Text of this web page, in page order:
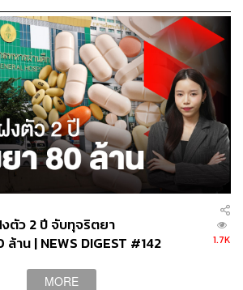
ตัว 2 ปี จับทุจริตยา
าน | NEWS DIGEST #142
1.7K
MORE